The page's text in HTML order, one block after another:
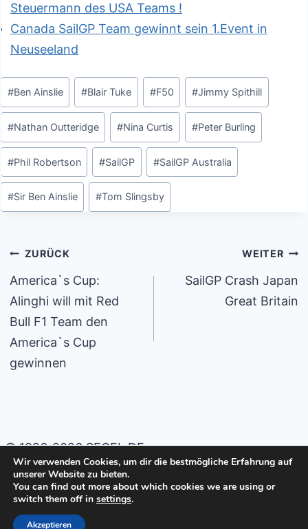
Curtis ihrerseits sagte, das Team sei hungrig nach
einem Sieg auf heimischem Boden und gehe
extrem konzentriert in die Veranstaltung.
Curtis sagte: „Es wird unwirklich, Sydney Harbour
ist so groß, aber auf diesen F50 kann er sich
wirklich klein anfühlen. Wir erreichen so hohe
Geschwindigkeiten, es ist ehrlich gesagt alles ein
bisschen surreal, in meinen Heimatgewässern zu
segeln.“
Renntage mit fünf Flottenrennen, gefolgt von
einem Podiumsrennen mit den drei besten Booten
im ultimativen Showdown, um den Sieger am
Samstag zu bestimmen.
Der Kampf um das zweite Podium der SailGP war
positiven Maßnahmen der Teams, um ihren
gesamten CO2-Fußabdruck zu reduzieren und die
Inklusion beim Segeln zu beschleunigen. Am Ende
Steuermann des USA Teams !
Canada SailGP Team gewinnt sein 1.Event in
Neuseeland
Schlagworte:
#Ben Ainslie #Blair Tuke #F50 #Jimmy Spithill
#Nathan Outteridge #Nina Curtis #Peter Burling
#Phil Robertson #SailGP #SailGP Australia
#Sir Ben Ainslie #Tom Slingsby
Beitragsnavigation
ZURÜCK
America`s Cup:
Alinghi will mit Red
Bull F1 Team den
America`s Cup
gewinnen
WEITER
SailGP Crash Japan
Great Britain
© 1996-2026 SEGEL.DE
Impressum
Datenschutzerklärung
Wir verwenden Cookies, um dir die bestmögliche Erfahrung auf
unserer Website zu bieten.
You can find out more about which cookies we are using or
switch them off in settings.
Akzeptieren